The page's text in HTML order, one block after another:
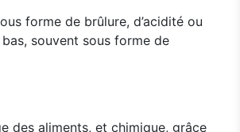
forme de brûlure, d’acidité ou
souvent sous forme de
des aliments, et chimique, grâce